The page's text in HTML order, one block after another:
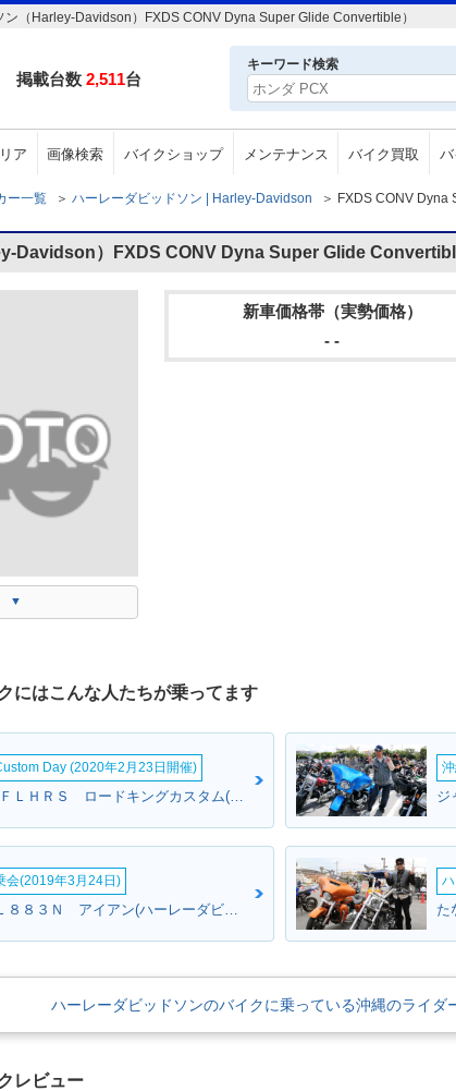
（Harley-Davidson）FXDS CONV Dyna Super Glide Convertible）
掲載台数 2,511台
キーワード検索
ア 画像検索 バイクショップ メンテナンス バイク買取
ー一覧 ＞ ハーレーダビッドソン | Harley-Davidson ＞ FXDS CONV Dyna
Davidson）FXDS CONV Dyna Super Glide
新車価格帯（実勢価格）
- -
にはこんな人たちが乗ってます
Day (2020年2月23日開催)
ローカスさん:ＦＬＨＲＳ ロードキングカスタム(ハーレーダビッドソン)
会(2019年3月24日)
TAKAさん:ＸＬ８８３Ｎ アイアン(ハーレーダビッドソン)
ハーレーダビッドソンのバイクに乗っている沖縄のライダ
レビュー